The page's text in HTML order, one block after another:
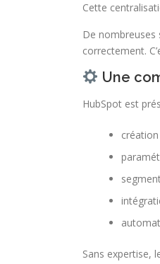
Cette
De nombreuses
correctement.
Une
HubSpot est
Sans expertise,